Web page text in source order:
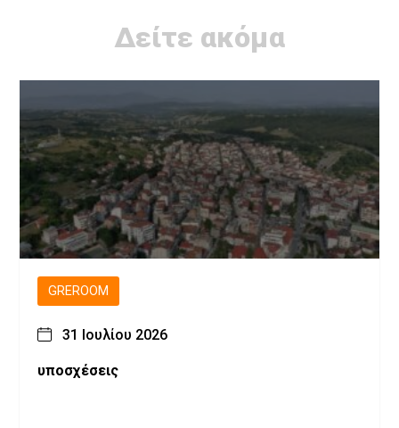
Δείτε ακόμα
GREROOM
31 Ιουλίου 2026
υποσχέσεις